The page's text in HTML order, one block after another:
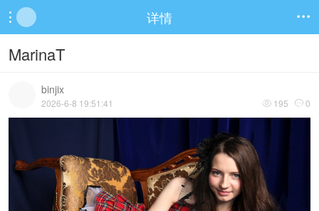
 详情 
MarinaT
binjix
 195  0
2026-6-8 19:51:41